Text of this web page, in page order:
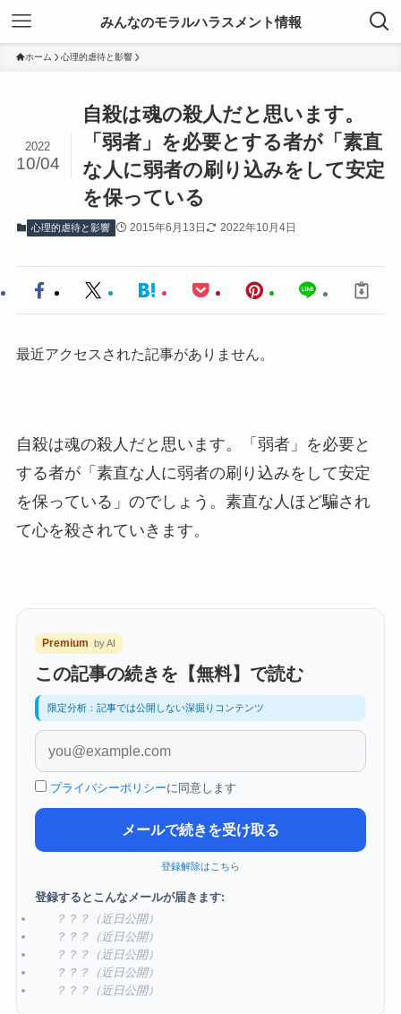
みんなのモラルハラスメント情報
ホーム 心理的虐待と影響
自殺は魂の殺人だと思います。
「弱者」を必要とする者が「素直
な人に弱者の刷り込みをして安定
を保っている
2022
10/04
心理的虐待と影響 2015年6月13日 2022年10月4日
最近アクセスされた記事がありません。
自殺は魂の殺人だと思います。「弱者」を必要と
する者が「素直な人に弱者の刷り込みをして安定
を保っている」のでしょう。素直な人ほど騙され
て心を殺されていきます。
Premium by AI
この記事の続きを【無料】で読む
限定分析：記事では公開しない深掘りコンテンツ
プライバシーポリシーに同意します
メールで続きを受け取る
登録解除はこちら
登録するとこんなメールが届きます:
？？？（近日公開）
？？？（近日公開）
？？？（近日公開）
？？？（近日公開）
？？？（近日公開）